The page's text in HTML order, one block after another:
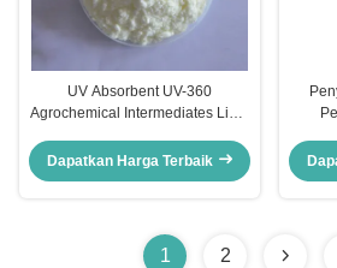
UV Absorbent UV-360
Agrochemical Intermediates Light
Dimethacrylate
Dapatkan Harga Terbaik
1 2